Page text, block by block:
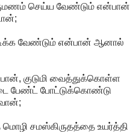
செய்ய வேண்டும் என்பான்
வேண்டும் என்பான் ஆனால்
குடுமி வைத்துக்கொள்ள
பேண்ட் போட்டுக்கொண்டு
சமஸ்கிருதத்தை உயர்த்தி